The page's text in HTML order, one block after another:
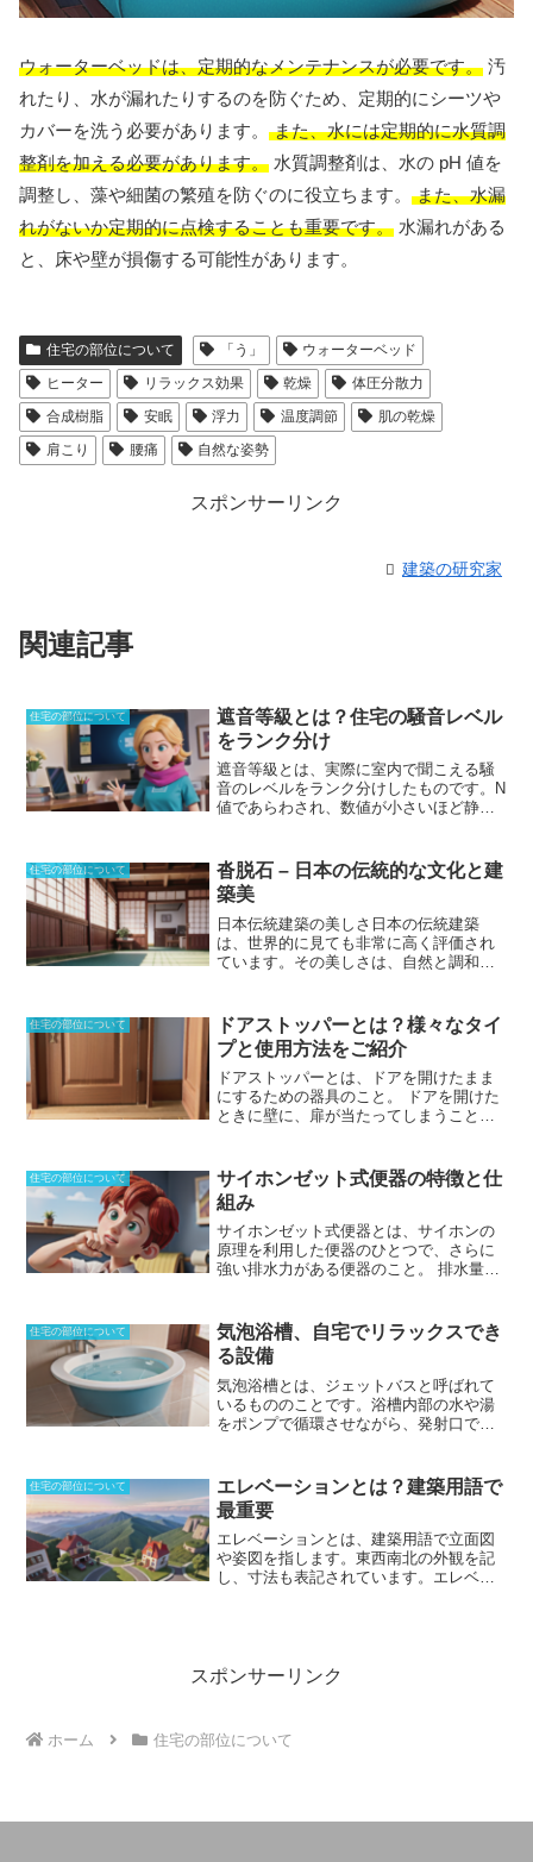
ウォーターベッドは、定期的なメンテナンスが必要です。 汚
れたり、水が漏れたりするのを防ぐため、定期的にシーツや
カバーを洗う必要があります。 また、水には定期的に水質調
整剤を加える必要があります。 水質調整剤は、水の pH 値を
調整し、藻や細菌の繁殖を防ぐのに役立ちます。 また、水漏
れがないか定期的に点検することも重要です。 水漏れがある
と、床や壁が損傷する可能性があります。
住宅の部位について 「う」
ウォーターベッド
ヒーター
リラックス効果 乾燥
体圧分散力
合成樹脂
安眠 浮力 温度調節
肌の乾燥
肩こり
腰痛 自然な姿勢
スポンサーリンク
建築の研究家
関連記事
住宅の部位について
遮音等級とは？住宅の騒音レベル
をランク分け
遮音等級とは、実際に室内で聞こえる騒
音のレベルをランク分けしたものです。N
値であらわされ、数値が小さいほど静か
物理的に遮音性能が同じ建物でも、周辺
環境や各住戸の状況によって騒音等級は
異なります。等級アはN-25からN-75まで5
刻みで分けられていて、N-25は通常では
聞こえないレベルである一方、N-75は非
常にうるさいレベルです。また、騒音の
内の冷暖房機器などの設備機器や、マン
ションのエレベーターや給排水ポンプの
ような、共用設備による内部からの騒音
の二種類あります。
住宅の部位について
沓脱石 – 日本の伝統的な文化と建
築美
日本伝統建築の美しさ 日本の伝統建築
は、世界的に見ても非常に高く評価され
ています。その美しさは、自然と調和し
まな要素が組み合わさって生み出されて
います。日本伝統建築の特徴の一つは、
自然との調和を重視していることです。
伝統建築物は、自然の地形や景観に合わ
せて建てられ、自然と一体となった景観
美を作り出しています。また、伝統建築
は、細かな彫刻や彫金が施され、その美
しさは目を奪われます。さらに、伝統建
築物は、伝統的な技法で作られた建材で
建てられています。日本の伝統建築は、
単なる建築物ではなく、日本の文化や歴
史を象徴するものです。その美しさは、
ばなりません。
住宅の部位について
ドアストッパーとは？様々なタイ
プと使用方法をご紹介
ドアストッパーとは、ドアを開けたまま
にするための器具のこと。
ドアを開けた
ときに壁に、扉が当たってしまうことを
的なため、自由に動かなければならな
い。自分の意思とは反した動きをすれ
ば、思わぬ事故につながってしまうこと
もある。ドアストッパーを使うことによ
って、開閉を制限することができるよう
になり、安全性も確保できる。換気を行
ーを使うことによって、扉を一定の角度
に保つことができるようになり、通気の
確保も可能に。扉と別途用意する物や、
床などに固定しておく器具などがある。
住宅の部位について
サイホンゼット式便器の特徴と仕
組み
サイホンゼット式便器とは、サイホンの
原理を利用した便器のひとつで、さらに
強い排水力がある便器のこと。
排水量
とができる。排水口の近くにゼット孔と
呼ばれる吐水口を持っている。ゼット孔
より噴出させることによって、サイホン
効果の時間を強制的に短縮させること
で、吸引力を強化できた。汚物の付着を
防ぐことに効果があり、臭いも少ない。
きく削減できるため、節水タイプとして
販売されている。排水経路の径は狭く設
計することになるため、詰まってしまう
可能性も高くなるといった欠点を持つ。
住宅の部位について
気泡浴槽、自宅でリラックスでき
る設備
気泡浴槽とは、ジェットバスと呼ばれて
いるもののことです。浴槽内部の水や湯
をポンプで循環させながら、発射口で気
が多く、筋肉をマッサージするだけでな
くリラックス効果も期待できます。
元々、大きな設備のある入浴施設やスポ
ーツクラブで使われていましたが、小型
化が進められるようになり、家庭でも使
われるようになってきました。循環させ
基本となっています。
住宅の部位について
エレベーションとは？建築用語で
最重要
エレベーションとは、建築用語で立面図
や姿図を指します 。東西南北の外観を記
し、寸法も表記されています。エレベー
計側から見ると一般的に使われることが
多く、エレベと略することもあります。
とに使われる他、建築確認申請にも必要
ることがほとんどです。
スポンサーリンク
ホーム 住宅の部位について